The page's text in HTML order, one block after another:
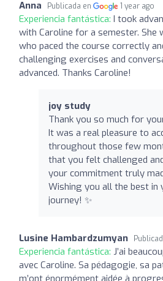
Anna Publicada en 1 year ago
Experiencia fantástica: I took
with Caroline for a semester. She
who paced the course correctly
challenging exercises and
advanced. Thanks Caroline!
joy study
Thank you so much for
It was a real pleasure to
throughout those few
that you felt challenged
your commitment truly
Wishing you all the best in
journey! ✨
Lusine Hambardzumyan
Experiencia fantástica: J’ai
avec Caroline. Sa pédagogie, sa
m’ont énormément aidée à